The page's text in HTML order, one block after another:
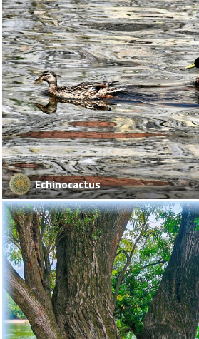
Echinocactus